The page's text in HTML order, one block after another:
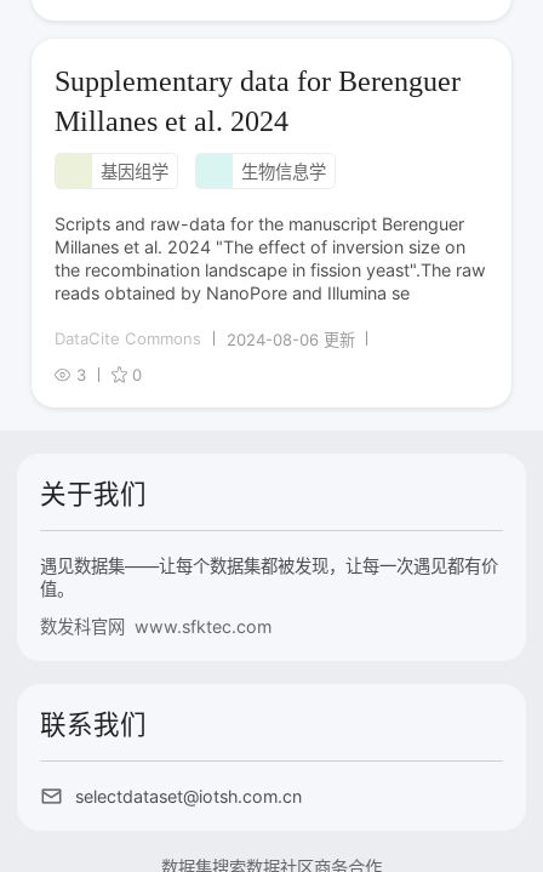
Supplementary data for Berenguer
Millanes et al. 2024
基因组学 生物信息学
Scripts and raw-data for the manuscript Berenguer
Millanes et al. 2024 "The effect of inversion size on
the recombination landscape in fission yeast".The raw
reads obtained by NanoPore and Illumina se
DataCite Commons
2024-08-06 更新
3
0
关于我们
遇见数据集——让每个数据集都被发现，让每一次遇见都有价
值。
数发科官网 www.sfktec.com
联系我们
selectdataset@iotsh.com.cn
数据集搜索数据社区商务合作